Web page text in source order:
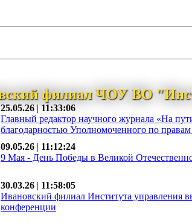
филиал ЧОУ ВО
25.05.26 | 11:33:06
Главный редактор научного журнала «На
благодарностью Уполномоченного по правам
09.05.26 | 11:12:24
9 Мая - День Победы в Великой
30.03.26 | 11:58:05
Ивановский филиал Института управления
конференции